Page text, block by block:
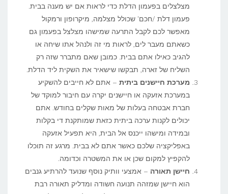
מצלצלים בפעמון הדלת כדי לראות אם יש מענה בבית.
פעמון דלת /חכם' שכולל מצלמה, מיקרופון ורמקול
מאפשר לכם לקבל התרעה שמישהו מצלצל בפעמון גם
כשאתם מעבר לים, לראות מי זה ולנהל אתו שיחה או
להגיב כאילו אתם בבית. כמובן שאם מתברר שזה רק
השליח של זארה, תבקשו שישאיר את השקית ליד הדלת.
מערכת חיישנים ביתית – אתם לא חייבים להשקיע
במערכת אזעקה או חיישנים יקרה עם חיבור למוקד של
חברת אבטחה בעלות של מאות שקלים בחודש. אתם
יכולים לקנות ערכה ביתית כזאת שמותקנת די בקלות
ובמידה ומישהו ייכנס אל הבית, היא תפעיל אזעקה
באפליקציה שלכם כאשר אתם לא בבית. מרגע זה תוכלו
להקפיץ למקום שכן או את המשטרה וכדומה.
חיישן תאורה – אמצעי וותיק נוסף שנועד להרתיע גנבים
הוא חיישן שמזהה תנועה חשודה ומדליק תאורה רבת